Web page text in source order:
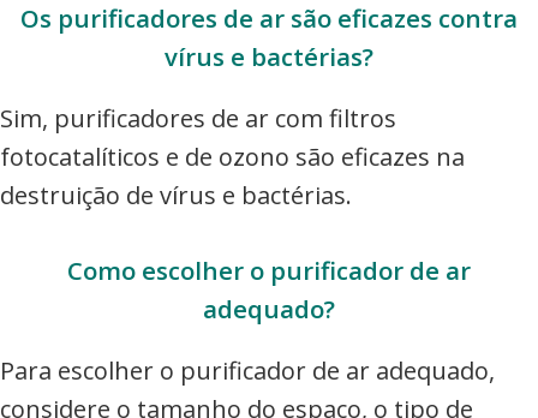
Os purificadores de ar são eficazes contra
vírus e bactérias?
Sim, purificadores de ar com filtros
fotocatalíticos e de ozono são eficazes na
destruição de vírus e bactérias.
Como escolher o purificador de ar
adequado?
Para escolher o purificador de ar adequado,
considere o tamanho do espaço, o tipo de